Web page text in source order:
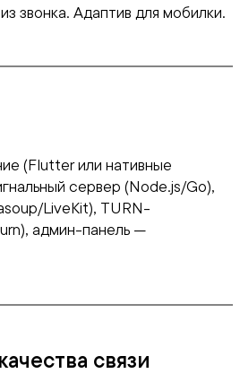
звонка. Адаптив для мобилки.
(Flutter или нативные
сервер (Node.js/Go),
LiveKit), TURN-
админ-панель —
связи